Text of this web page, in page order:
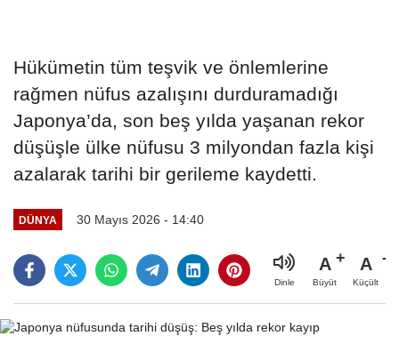
Hükümetin tüm teşvik ve önlemlerine
rağmen nüfus azalışını durduramadığı
Japonya’da, son beş yılda yaşanan rekor
düşüşle ülke nüfusu 3 milyondan fazla kişi
azalarak tarihi bir gerileme kaydetti.
DÜNYA 30 Mayıs 2026 - 14:40
Dinle
A
Büyüt
A
Küçült